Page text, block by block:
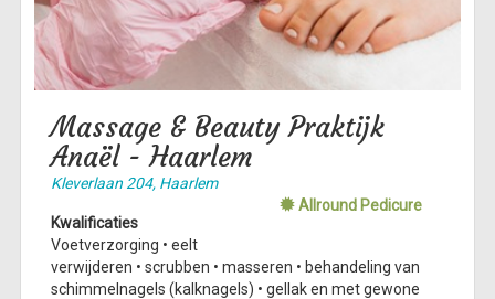
Massage & Beauty Praktijk
Anaël - Haarlem
Allround Pedicure
Kleverlaan 204, Haarlem
Kwalificaties
Voetverzorging • eelt
verwijderen • scrubben • masseren • behandeling van
schimmelnagels (kalknagels) • gellak en met gewone